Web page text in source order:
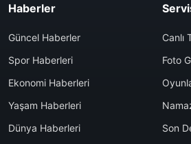
Haberler
Güncel Haberler
Spor Haberleri
Ekonomi Haberleri
Yaşam Haberleri
Dünya Haberleri
Canlı
Foto
Son